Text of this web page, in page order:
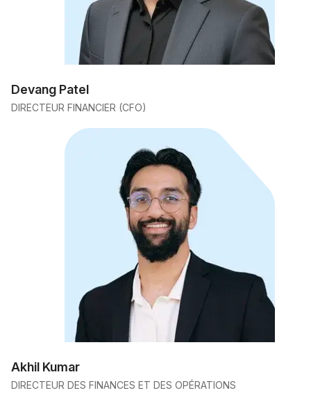
Devang Patel
DIRECTEUR FINANCIER (CFO)
Akhil Kumar
DIRECTEUR DES FINANCES ET DES OPÉRATIONS